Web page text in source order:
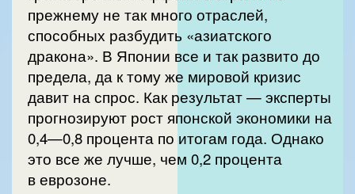
прежнему не так много отраслей,
способных разбудить «азиатского
дракона». В Японии все и так развито до
предела, да к тому же мировой кризис
давит на спрос. Как результат — эксперты
прогнозируют рост японской экономики на
0,4—0,8 процента по итогам года. Однако
это все же лучше, чем 0,2 процента
в еврозоне.